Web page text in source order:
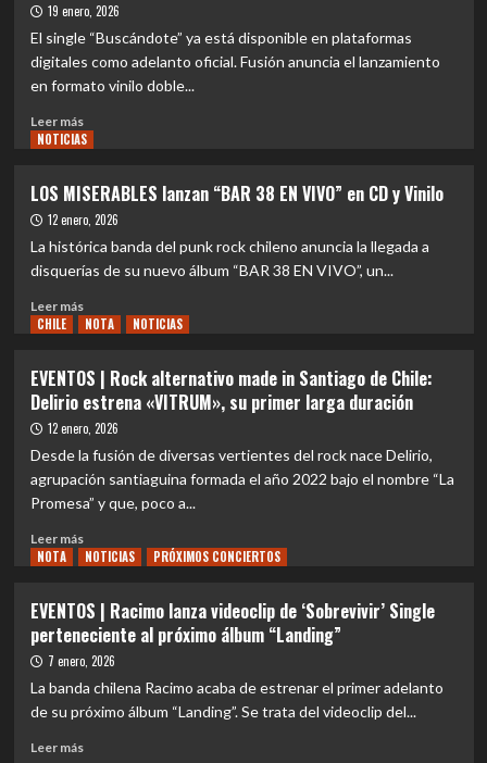
Pipol
lanza
de
‘Inspireichon
19 enero, 2026
El single “Buscándote” ya está disponible en plataformas
digitales como adelanto oficial. Fusión anuncia el lanzamiento
en formato vinilo doble...
Leer másLeer
más
LEY
lanza
reedición
de
disco
fundacional
formato
de
vinilo
doble
NOTICIAS
LOS MISERABLES lanzan “BAR 38 EN VIVO” en CD y Vinilo
12 enero, 2026
La histórica banda del punk rock chileno anuncia la llegada a
disquerías de su nuevo álbum “BAR 38 EN VIVO”, un...
Leer másLeer
más
MISERABLES
lanzan
“BAR
38
VIVO”
en
y
Vinilo
CHILE NOTA NOTICIAS
EVENTOS | Rock alternativo made in Santiago de Chile:
Delirio estrena «VITRUM», su primer larga duración
12 enero, 2026
Desde la fusión de diversas vertientes del rock nace Delirio,
agrupación santiaguina formada el año 2022 bajo el nombre “La
Promesa” y que, poco a...
Leer másLeer
más
|
Rock
alternativo
made
Santiago
de
NOTA NOTICIAS PRÓXIMOS CONCIERTOS
EVENTOS | Racimo lanza videoclip de ‘Sobrevivir’ Single
perteneciente al próximo álbum “Landing”
7 enero, 2026
La banda chilena Racimo acaba de estrenar el primer adelanto
de su próximo álbum “Landing”. Se trata del videoclip del...
Leer másLeer